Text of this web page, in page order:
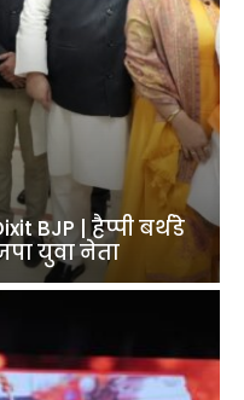
BJP | हैप्पी बर्थडे
युवा नेता